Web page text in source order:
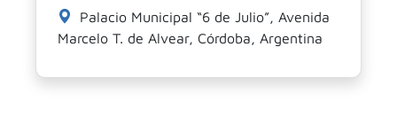
Palacio Municipal “6 de Julio”, Avenida
Marcelo T. de Alvear, Córdoba, Argentina